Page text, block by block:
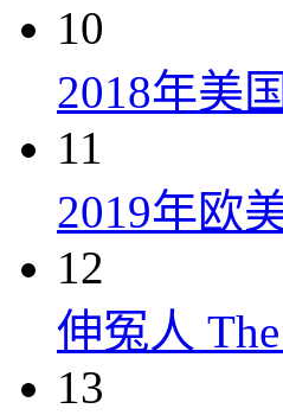
10
2018年美
11
2019年欧
12
伸冤人
13